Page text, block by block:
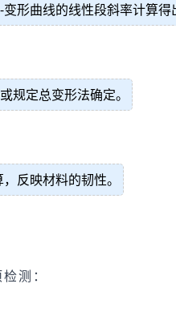
形曲线的线性段斜率计算得
规定总变形法确定。
反映材料的韧性。
测：